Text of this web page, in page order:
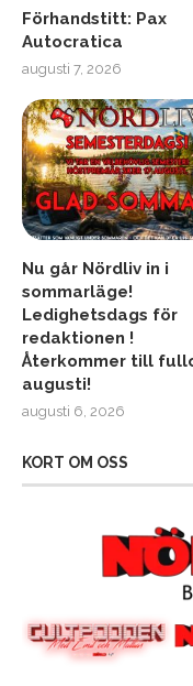
Förhandstitt: Pax
Autocratica
augusti 7, 2026
Nu går Nördliv in i
sommarläge!
Ledighetsdags för
redaktionen !
Återkommer till
augusti!
augusti 6, 2026
KORT OM OSS